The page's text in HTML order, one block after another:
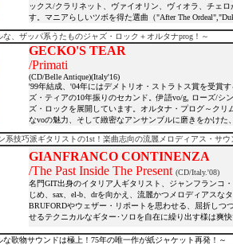
ックス/クラリネット、ヴァイオリン、ヴィオラ、チェ
す。マニアらしいツボを得た選曲（"After The
、ザッパ系うたものジャズ・ロック＋オルタナprog！～
GECKO'S TEAR
/Primati
(CD/Belle Antique)(Italy'16)
'99年結成、'04年にはデメトリオ・ストラトス賞を受賞
ズ・ティアの10年振りのセカンド。伊語vo/g, ローズ/シ
ズ・ロックを展開しています。オルタナ・プログ～ク
なvoの魅力、そして緻密なアンサンブルに磨きをかけ
系技巧派ギタリストの1st！楽曲志向の流麗メロディアス・サウ
GIANFRANCO CONTINENZA
/The Past Inside The Present (CD/Italy.'08)
名門GIT出身のイタリア人ギタリスト、ジャンフランコ
じめ、sax、el-b、drを向かえ、流麗かつメロディアス
BRUFORDやウェザー・リポートを思わせる、屈折し
せるテクニカルなギター･ソロを自在に繰り出す様は爽
歌物サウンドは極上！75年の唯一作が紙ジャケット再発！～